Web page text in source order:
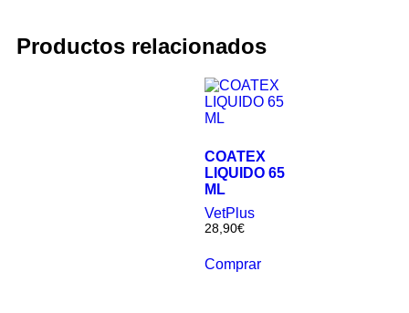
Productos relacionados
COATEX
LIQUIDO 65
ML
VetPlus
28,90€
Comprar